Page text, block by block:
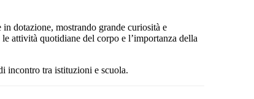
dotazione, mostrando grande curiosità e
attività quotidiane del corpo e l’importanza della
incontro tra istituzioni e scuola.